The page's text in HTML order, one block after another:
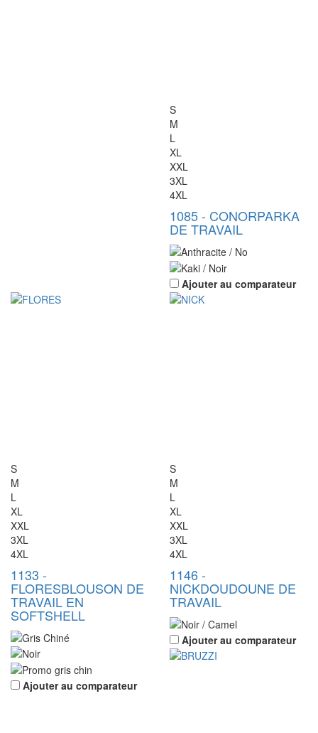
S
M
L
XL
XXL
3XL
4XL
1085- CONORPARKA
DE TRAVAIL
Ajouter au comparateur
S
M
L
XL
XXL
3XL
4XL
1133 -
FLORESBLOUSON DE
TRAVAIL EN
SOFTSHELL
Ajouter au comparateur
S
M
L
XL
XXL
3XL
4XL
1146-
NICKDOUDOUNE DE
TRAVAIL
Ajouter au comparateur